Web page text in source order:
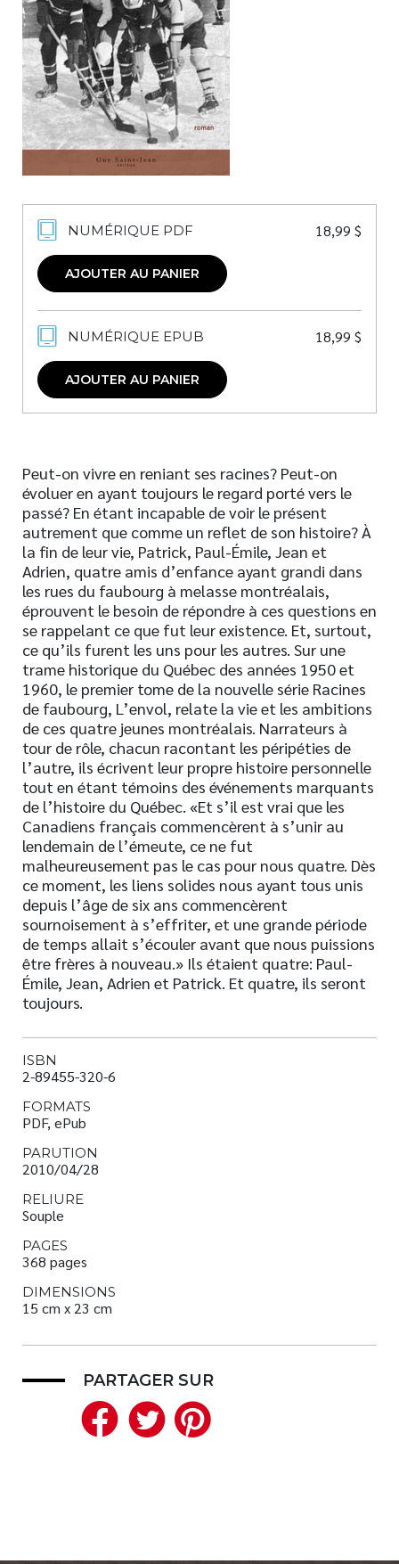
Nouveautés
Numérique
Livres audio
Meilleurs vendeurs
Page vedette
AUTEURS
À PROPOS
CONTACT
NUMÉRIQUE PDF 18,99 $
AJOUTER AU PANIER
NUMÉRIQUE EPUB 18,99 $
AJOUTER AU PANIER
Peut-on vivre en reniant ses racines? Peut-on
évoluer en ayant toujours le regard porté vers le
passé? En étant incapable de voir le présent
autrement que comme un reflet de son histoire? À
la fin de leur vie, Patrick, Paul-Émile, Jean et
Adrien, quatre amis d’enfance ayant grandi dans
les rues du faubourg à melasse montréalais,
éprouvent le besoin de répondre à ces questions en
se rappelant ce que fut leur existence. Et, surtout,
ce qu’ils furent les uns pour les autres. Sur une
trame historique du Québec des années 1950 et
1960, le premier tome de la nouvelle série Racines
de faubourg, L’envol, relate la vie et les ambitions
de ces quatre jeunes montréalais. Narrateurs à
tour de rôle, chacun racontant les péripéties de
l’autre, ils écrivent leur propre histoire personnelle
tout en étant témoins des événements marquants
de l’histoire du Québec. «Et s’il est vrai que les
Canadiens français commencèrent à s’unir au
lendemain de l’émeute, ce ne fut
malheureusement pas le cas pour nous quatre. Dès
ce moment, les liens solides nous ayant tous unis
depuis l’âge de six ans commencèrent
sournoisement à s’effriter, et une grande période
de temps allait s’écouler avant que nous puissions
être frères à nouveau.» Ils étaient quatre: Paul-
Émile, Jean, Adrien et Patrick. Et quatre, ils seront
toujours.
ISBN
2-89455-320-6
FORMATS
PDF, ePub
PARUTION
2010/04/28
RELIURE
Souple
PAGES
368 pages
DIMENSIONS
15 cm x 23 cm
PARTAGER SUR
Facebook
Twitter